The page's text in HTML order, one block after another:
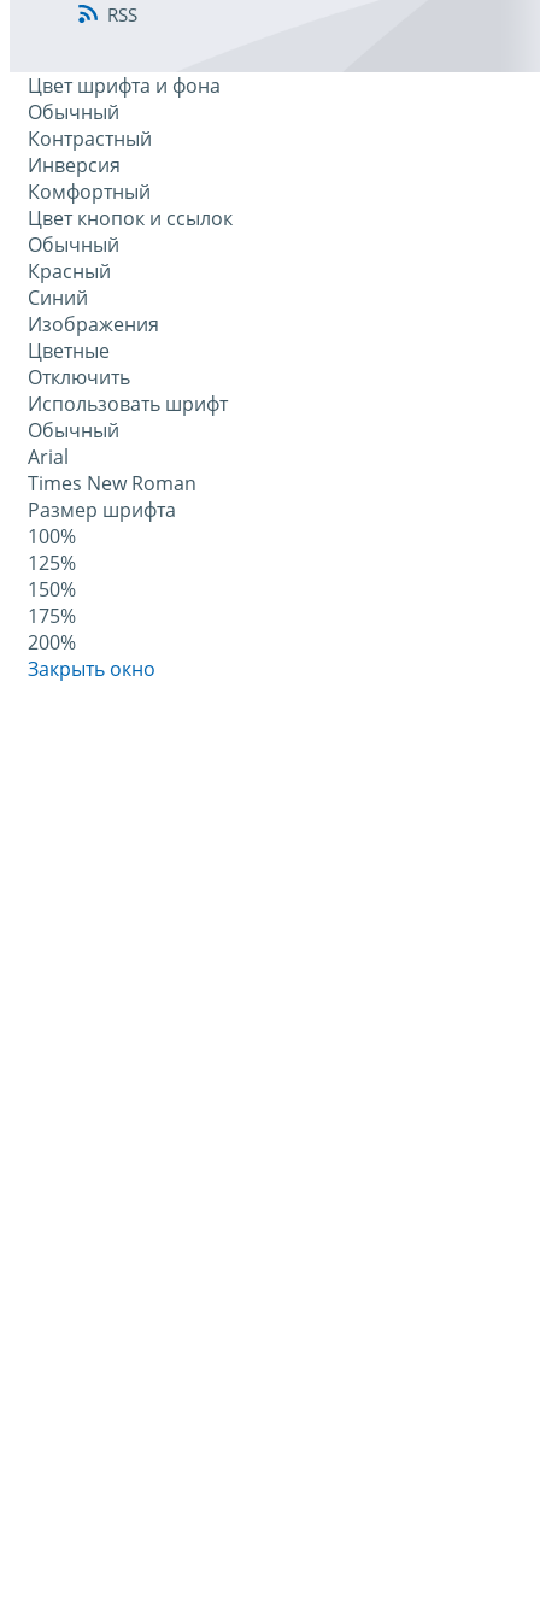
RSS
Цвет шрифта и фона
Обычный
Контрастный
Инверсия
Комфортный
Цвет кнопок и ссылок
Обычный
Красный
Синий
Изображения
Цветные
Отключить
Использовать шрифт
Обычный
Arial
Times New Roman
Размер шрифта
100%
125%
150%
175%
200%
Закрыть окно